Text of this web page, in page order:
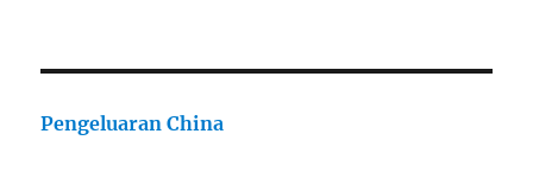
Pengeluaran China